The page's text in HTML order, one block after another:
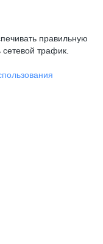
правильную
трафик.